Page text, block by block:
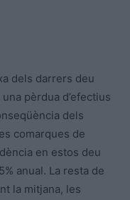
dels darrers deu
pèrdua d’efectius
dels
comarques de
en estos deu
anual. La resta de
la mitjana, les